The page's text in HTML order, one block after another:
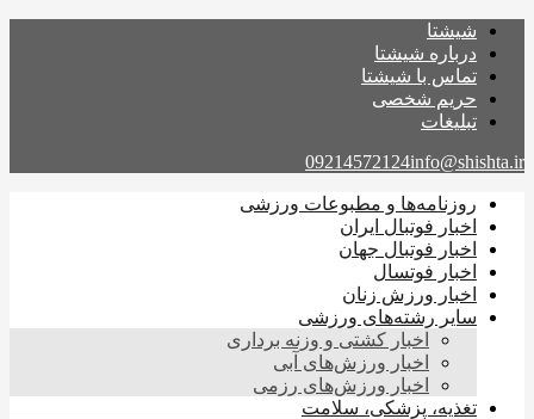
شیشتا
درباره شیشتا
تماس با شیشتا
حریم شخصی
تبلیغات
09214572124info@shishta.ir
روزنامه‌ها و مطبوعات ورزشی
اخبار فوتبال ایران
اخبار فوتبال جهان
اخبار فوتسال
اخبار ورزش زنان
سایر رشته‌های ورزشی
اخبار کشتی و وزنه برداری
اخبار ورزش‌های آبی
اخبار ورزش‌های رزمی
تغذیه، پزشکی، سلامت